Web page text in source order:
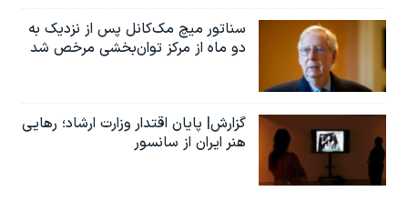
سناتور میچ مک‌کانل پس از نزدیک به
دو ماه از مرکز توان‌بخشی مرخص شد
گزارش| پایان اقتدار وزارت ارشاد؛ رهایی
هنر ایران از سانسور